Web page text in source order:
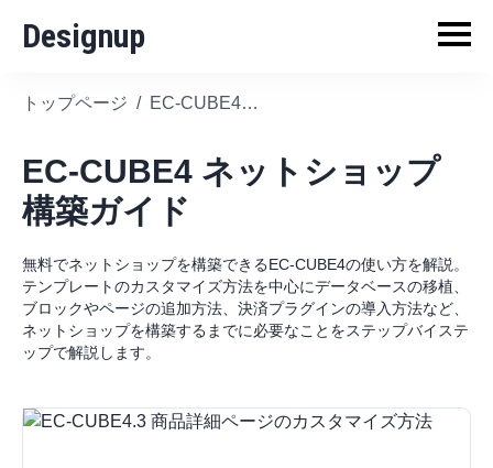
Designup
トップページ / EC-CUBE4 ネットショップ構築ガイド
EC-CUBE4 ネットショップ
構築ガイド
無料でネットショップを構築できるEC-CUBE4の使い方を解説。
テンプレートのカスタマイズ方法を中心にデータベースの移植、
ブロックやページの追加方法、決済プラグインの導入方法など、
ネットショップを構築するまでに必要なことをステップバイステ
ップで解説します。